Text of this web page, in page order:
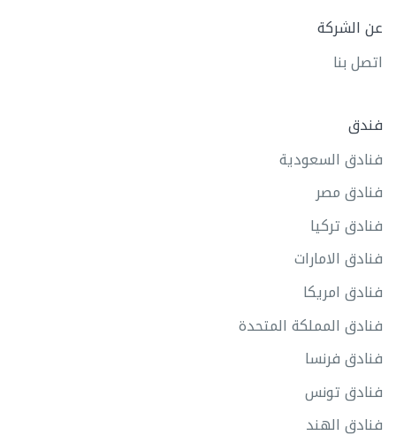
عن الشركة
اتصل بنا
فندق
فنادق السعودية
فنادق مصر
فنادق تركيا
فنادق الامارات
فنادق امريكا
فنادق المملكة المتحدة
فنادق فرنسا
فنادق تونس
فنادق الهند